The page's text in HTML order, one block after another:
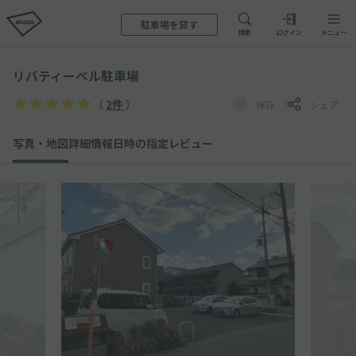
駐車場を貸す
検索 ログイン メニュー
リバティーベル駐車場
（ 2件 ） 保存 シェア
写真・地図詳細情報日時の指定 レビュー